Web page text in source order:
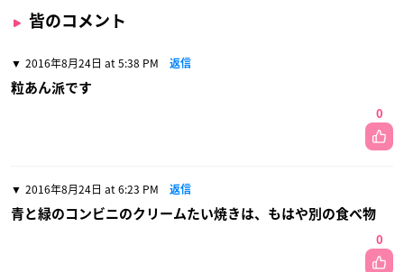
皆のコメント
2016年8月24日 at 5:38 PM 返信
粒あん派です
0
2016年8月24日 at 6:23 PM 返信
青と緑のコンビニのクリームたい焼きは、もはや別の食べ物
0